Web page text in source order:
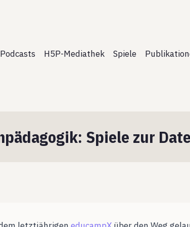
Podcasts H5P-Mediathek Spiele
Spiele zur